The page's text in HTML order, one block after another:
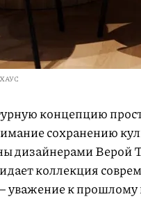
концепцию
сохранению
дизайнерами Верой
коллекция
уважение к прошлому